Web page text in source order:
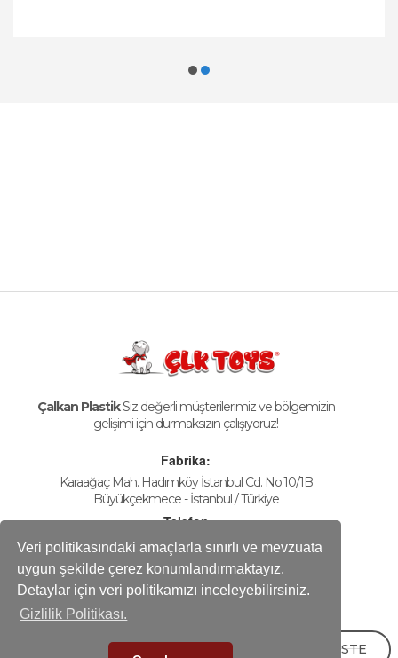
Veri politikasındaki amaçlarla sınırlı ve mevzuata
uygun şekilde çerez konumlandırmaktayız.
Detaylar için veri politikamızı inceleyebilirsiniz.
Gizlilik Politikası.
Çalkan PlastikSiz değerli müşterilerimiz ve bölgemizin
gelişimi için durmaksızın çalışıyoruz!
Fabrika:
Karaağaç Mah. Hadımköy İstanbul Cd. No:10/1B
Büyükçekmece - İstanbul / Türkiye
Telefon
+90-212 858 25 50 (pbx)
Fax
+90-212 858 16 60
E-mail
info@calkanplastik.com
TEKLİF İSTE